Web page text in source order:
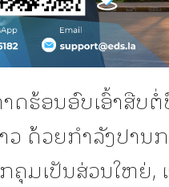
ດຮ້ອນອົບເອົ້າສື
ວ ດ້ວຍກໍາລັງປານ
ມເປັນສ່ວນໃຫຍ່,